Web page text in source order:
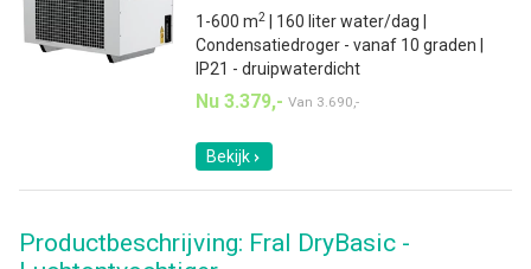
1-600 m2
| 160 liter water/dag |
Condensatiedroger - vanaf 10 graden |
IP21 - druipwaterdicht
Nu 3.379,- Van 3.690,-
Bekijk
Productbeschrijving: Fral DryBasic -